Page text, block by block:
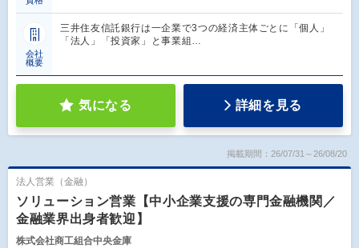
会社
概要
三井住友信託銀行は一企業で3つの経済主体ごとに「個人」
「法人」「投資家」と事業組…
気になる 詳細を見る
掲載期間：26/07/31～26/08/20
法人営業（金融）
ソリューション営業【中小企業支援の専門金融機関／
金融業界出身者歓迎】
株式会社商工組合中央金庫